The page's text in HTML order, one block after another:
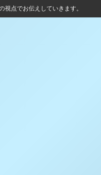
視点でお伝えしていきます。